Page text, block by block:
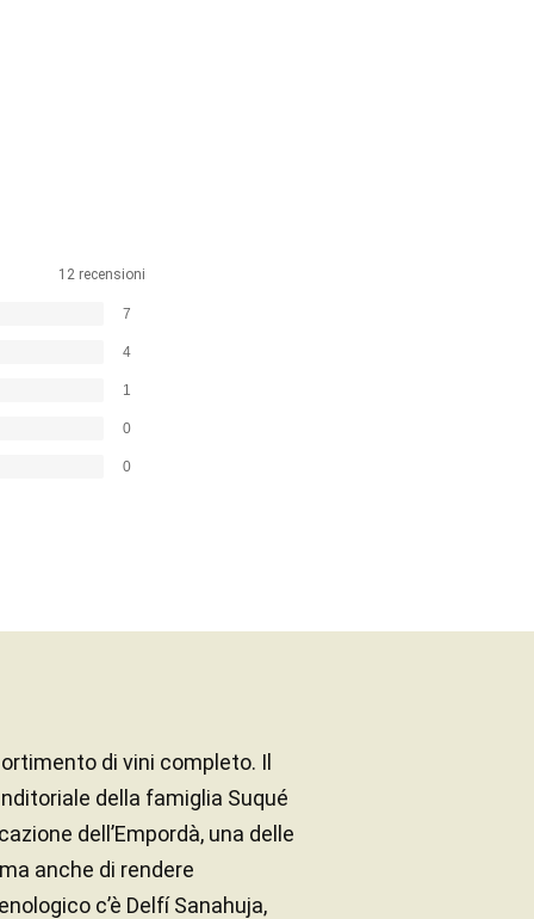
12 recensioni
7
4
1
0
0
di vini completo. Il
della famiglia Suqué
dell’Empordà, una delle
anche di rendere
c’è Delfí Sanahuja,